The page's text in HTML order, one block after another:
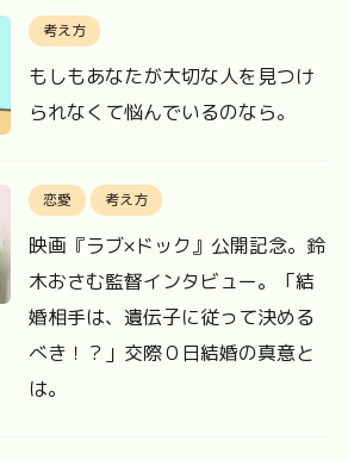
考え方
もしもあなたが大切な人を見つけ
られなくて悩んでいるのなら。
恋愛 考え方
映画『ラブ×ドック』公開記念。鈴
木おさむ監督インタビュー。「結
婚相手は、遺伝子に従って決める
べき！？」交際０日結婚の真意と
は。